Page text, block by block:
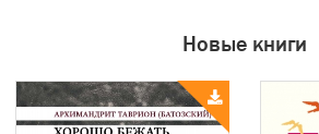
Новые книги